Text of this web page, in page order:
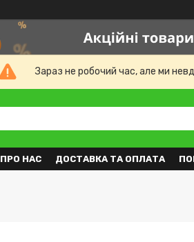
Зараз не робочий час, але ми
ПРО НАС ДОСТАВКА ТА ОПЛАТА